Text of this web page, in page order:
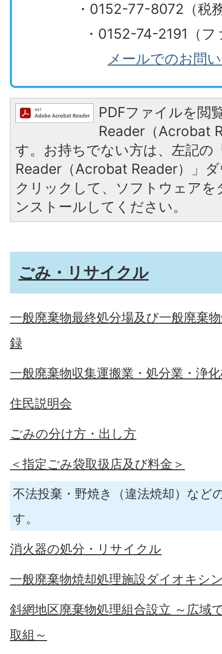
・0152-77-8072（税
・0152-74-2191（
メールでのお問
PDFファイルを閲
Reader（Acrobat
す。お持ちでない方は、左記の
Reader（Acrobat Reader）」
クリックして、ソフトウェア
ンストールしてください。
ごみ・リサイクル
一般廃棄物最終処分場及び一般廃棄
録
一般廃棄物収集運搬業・処分業・浄
住民説明会
ごみの分け方・出し方
＜指定ごみ袋取扱店及び料金＞
不法投棄・野焼き（違法焼却）など
す。
消火器の処分・リサイクル
一般廃棄物焼却処理施設ダイオキシ
斜網地区廃棄物処理組合設立 ～広域
取組～